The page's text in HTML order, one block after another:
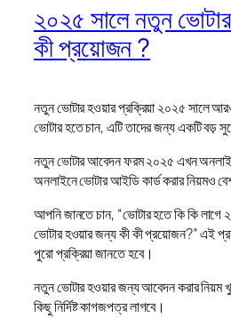
২০২৫ সালে নতুন
কী প্রয়োজন ?
নতুন ভোটার হওয়ার প্রক্রিয়া ২০২৫ সালে
ভোটার হতে চান, এটি তাদের জন্য একটি বড়
নতুন ভোটার আবেদন ফরম ২০২৫ এখন
অনলাইনে ভোটার আইডি কার্ড করার নিয়মও
আপনি জানতে চান, “ভোটার হতে কি কি
ভোটার হওয়ার জন্য কী কী প্রয়োজন?” এই
পুরো প্রক্রিয়া জানতে হবে।
নতুন ভোটার হওয়ার জন্য আবেদন করার
কিছু নির্দিষ্ট কাগজপত্র লাগবে।